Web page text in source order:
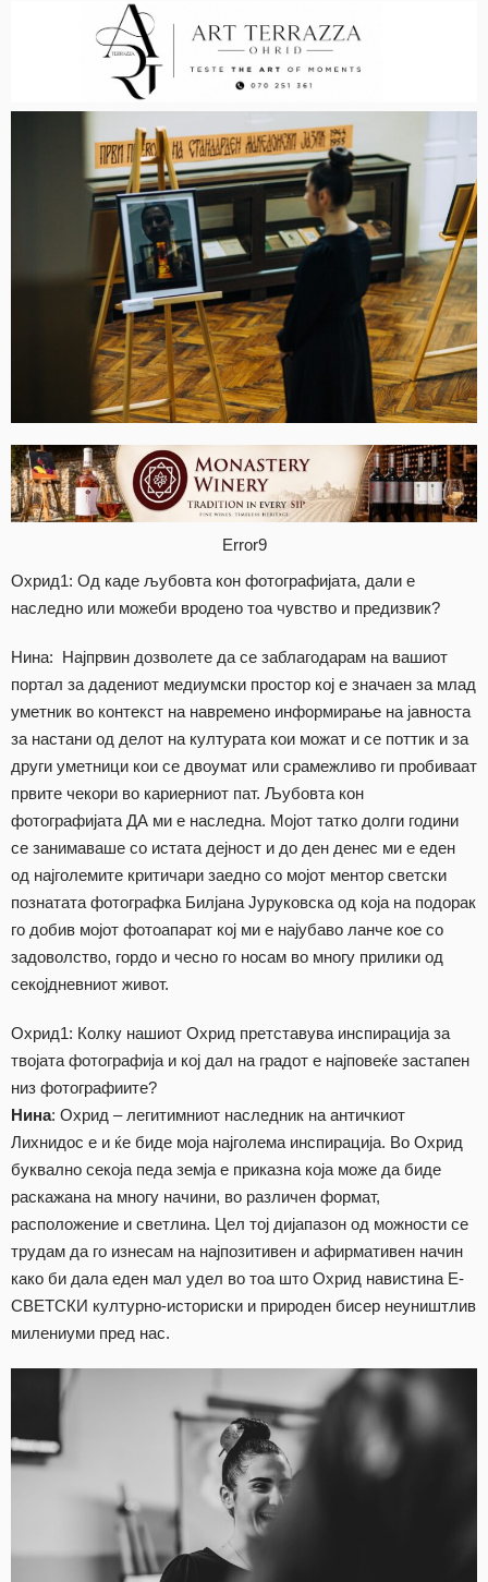
Error9
Охрид1: Од каде љубовта кон фотографијата, дали е
наследно или можеби вродено тоа чувство и предизвик?
Нина: Најпрвин дозволете да се заблагодарам на вашиот
портал за дадениот медиумски простор кој е значаен за млад
уметник во контекст на навремено информирање на јавноста
за настани од делот на културата кои можат и се поттик и за
други уметници кои се двоумат или срамежливо ги пробиваат
првите чекори во кариерниот пат. Љубовта кон
фотографијата ДА ми е наследна. Мојот татко долги години
се занимаваше со истата дејност и до ден денес ми е еден
од најголемите критичари заедно со мојот ментор светски
познатата фотографка Билјана Јуруковска од која на подорак
го добив мојот фотоапарат кој ми е најубаво ланче кое со
задоволство, гордо и чесно го носам во многу прилики од
секојдневниот живот.
Охрид1: Колку нашиот Охрид претставува инспирација за
твојата фотографија и кој дал на градот е најповеќе застапен
низ фотографиите?
Нина: Охрид – легитимниот наследник на античкиот
Лихнидос е и ќе биде моја најголема инспирација. Во Охрид
буквално секоја педа земја е приказна која може да биде
раскажана на многу начини, во различен формат,
расположение и светлина. Цел тој дијапазон од можности се
трудам да го изнесам на најпозитивен и афирмативен начин
како би дала еден мал удел во тоа што Охрид навистина Е-
СВЕТСКИ културно-историски и природен бисер неуништлив
милениуми пред нас.